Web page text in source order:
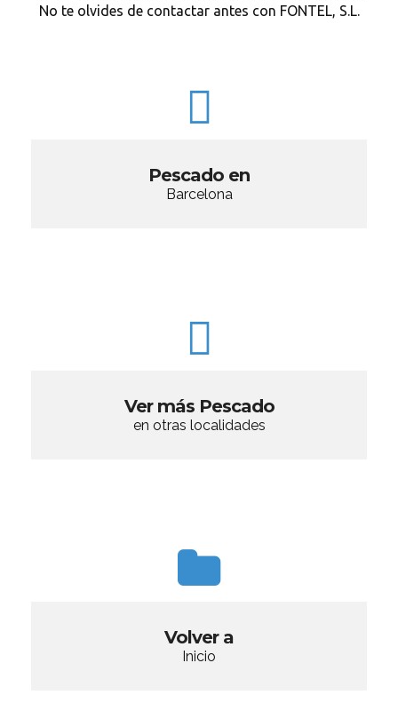
No te olvides de contactar antes con FONTEL, S.L.
Pescado en
Barcelona
Ver más Pescado
en otras localidades
Volver a
Inicio